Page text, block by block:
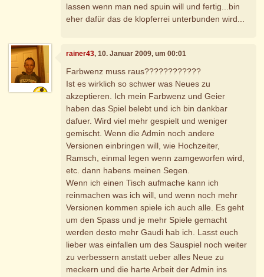
lassen wenn man ned spuin will und fertig...bin
eher dafür das de klopferrei unterbunden wird...
rainer43, 10. Januar 2009, um 00:01
Farbwenz muss raus????????????
Ist es wirklich so schwer was Neues zu
akzeptieren. Ich mein Farbwenz und Geier
haben das Spiel belebt und ich bin dankbar
dafuer. Wird viel mehr gespielt und weniger
gemischt. Wenn die Admin noch andere
Versionen einbringen will, wie Hochzeiter,
Ramsch, einmal legen wenn zamgeworfen wird,
etc. dann habens meinen Segen.
Wenn ich einen Tisch aufmache kann ich
reinmachen was ich will, und wenn noch mehr
Versionen kommen spiele ich auch alle. Es geht
um den Spass und je mehr Spiele gemacht
werden desto mehr Gaudi hab ich. Lasst euch
lieber was einfallen um des Sauspiel noch weiter
zu verbessern anstatt ueber alles Neue zu
meckern und die harte Arbeit der Admin ins